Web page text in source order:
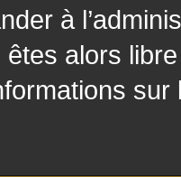
à
êtes alors